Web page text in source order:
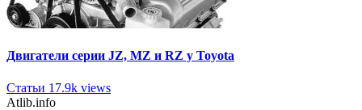
Двигатели серии JZ, MZ и RZ у Toyota
Статьи 17.9k views
Atlib.info